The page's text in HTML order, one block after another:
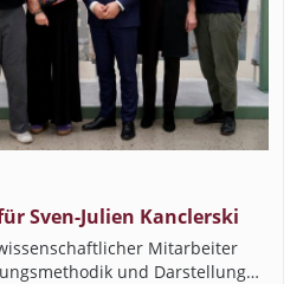
Sven-Julien Kanclerski
Mitarbeiter
und Darstellung…